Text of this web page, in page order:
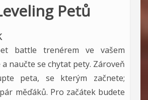
Petů
battle trenérem ve vašem
naučte se chytat pety. Zároveň
peta, se kterým začnete;
měďáků. Pro začátek budete